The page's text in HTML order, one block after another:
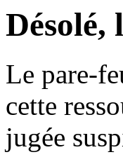
Désolé,
Le pare-
cette
jugée